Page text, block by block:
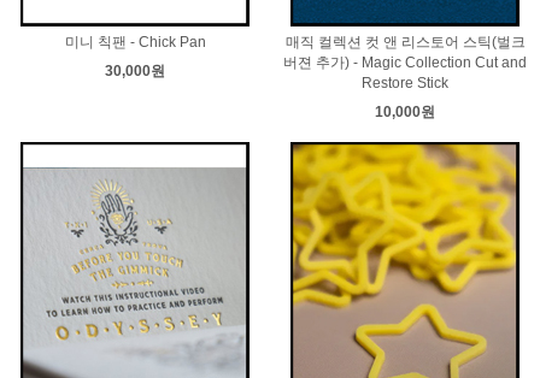
미니 칙팬 - Chick Pan
30,000원
매직 컬렉션 컷 앤 리스토어 스틱(벌크
버젼 추가) - Magic Collection Cut and
Restore Stick
10,000원